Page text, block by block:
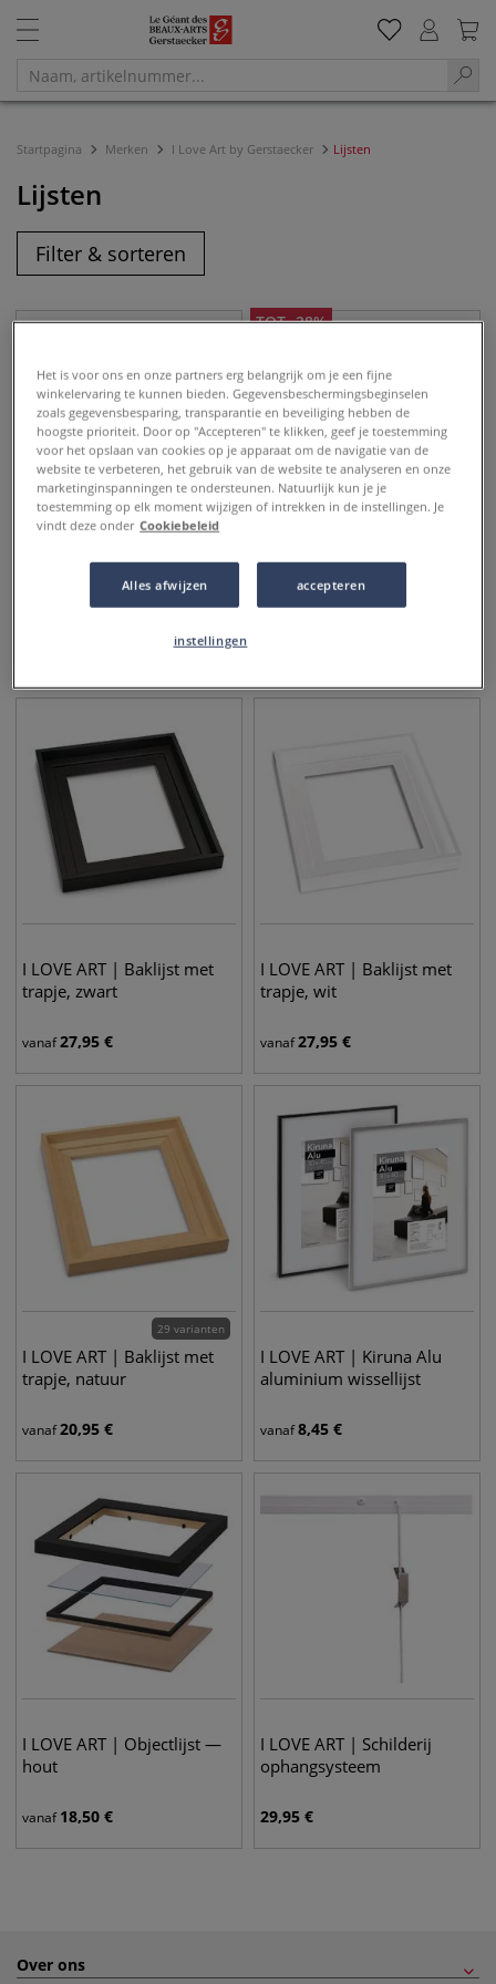
Startpagina Merken I Love Art by Gerstaecker Lijsten
Lijsten
Filter & sorteren
I LOVE ART | Baklijst met L-
TOT-28%
I LOVE ART | Wissellijst
Siena
I LOVE ART | Baklijst met
trapje, zwart
vanaf27,95 €
I LOVE ART | Baklijst met
trapje, wit
vanaf27,95 €
29 varianten
I LOVE ART | Baklijst met
trapje, natuur
vanaf20,95 €
I LOVE ART | Kiruna Alu
aluminium wissellijst
vanaf8,45 €
I LOVE ART | Objectlijst —
hout
vanaf 18,50 €
I LOVE ART | Schilderij
ophangsysteem
29,95 €
Over ons
Het is voor ons en onze partners erg belangrijk om je een fijne
winkelervaring te kunnen bieden. Gegevensbeschermingsbeginselen
zoals gegevensbesparing, transparantie en beveiliging hebben de
hoogste prioriteit. Door op "Accepteren" te klikken, geef je toestemming
voor het opslaan van cookies op je apparaat om de navigatie van de
website te verbeteren, het gebruik van de website te analyseren en onze
marketinginspanningen te ondersteunen. Natuurlijk kun je je
toestemming op elk moment wijzigen of intrekken in de instellingen. Je
vindt deze onder Cookiebeleid
Alles afwijzen accepteren
instellingen